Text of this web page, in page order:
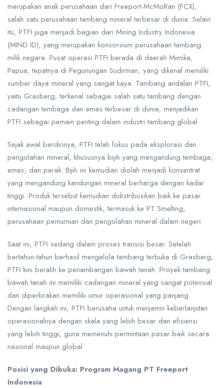
merupakan anak perusahaan dari Freeport-McMoRan (FCX),
salah satu perusahaan tambang mineral terbesar di dunia. Selain
itu, PTFI juga menjadi bagian dari Mining Industry Indonesia
(MIND ID), yang merupakan konsorsium perusahaan tambang
milik negara. Pusat operasi PTFI berada di daerah Mimika,
Papua, tepatnya di Pegunungan Sudirman, yang dikenal memiliki
sumber daya mineral yang sangat kaya. Tambang andalan PTFI,
yaitu Grasberg, terkenal sebagai salah satu tambang dengan
cadangan tembaga dan emas terbesar di dunia, menjadikan
PTFI sebagai pemain penting dalam industri tambang global.
Sejak awal berdirinya, PTFI telah fokus pada eksplorasi dan
pengolahan mineral, khususnya bijih yang mengandung tembaga,
emas, dan perak. Bijih ini kemudian diolah menjadi konsentrat
yang mengandung kandungan mineral berharga dengan kadar
tinggi. Produk tersebut kemudian didistribusikan baik ke pasar
internasional maupun domestik, termasuk ke PT Smelting,
perusahaan pemurnian dan pengolahan mineral dalam negeri.
Saat ini, PTFI sedang dalam proses transisi besar. Setelah
bertahun-tahun berhasil mengelola tambang terbuka di Grasberg,
PTFI kini beralih ke penambangan bawah tanah. Proyek tambang
bawah tanah ini memiliki cadangan mineral yang sangat potensial
dan diperkirakan memiliki umur operasional yang panjang.
Dengan langkah ini, PTFI berusaha untuk menjamin keberlanjutan
operasionalnya dengan skala yang lebih besar dan efisiensi
yang lebih tinggi, guna memenuhi permintaan pasar baik secara
nasional maupun global.
Posisi yang Dibuka: Program Magang PT Freeport
Indonesia